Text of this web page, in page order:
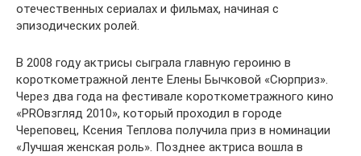
отечественных сериалах и фильмах, начиная с
эпизодических ролей.
В 2008 году актрисы сыграла главную героиню в
короткометражной ленте Елены Бычковой «Сюрприз».
Через два года на фестивале короткометражного кино
«PROвзгляд 2010», который проходил в городе
Череповец, Ксения Теплова получила приз в номинации
«Лучшая женская роль». Позднее актриса вошла в